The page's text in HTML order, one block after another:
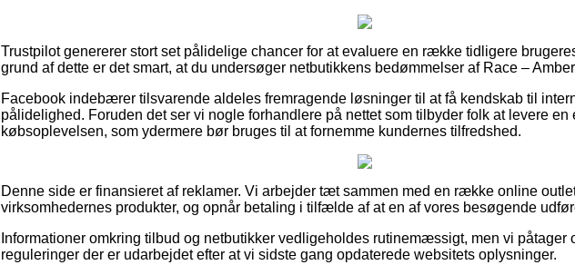
Trustpilot genererer stort set pålidelige chancer for at evaluere en række tidligere
grund af dette er det smart, at du undersøger netbutikkens bedømmelser af Race –
Facebook indebærer tilsvarende aldeles fremragende løsninger til at få kendskab til
pålidelighed. Foruden det ser vi nogle forhandlere på nettet som tilbyder folk at levere en
købsoplevelsen, som ydermere bør bruges til at fornemme kundernes tilfredshed.
Denne side er finansieret af reklamer. Vi arbejder tæt sammen med en række online
virksomhedernes produkter, og opnår betaling i tilfælde af at en af vores besøgende
Informationer omkring tilbud og netbutikker vedligeholdes rutinemæssigt, men vi påtager
reguleringer der er udarbejdet efter at vi sidste gang opdaterede websitets oplysninger.